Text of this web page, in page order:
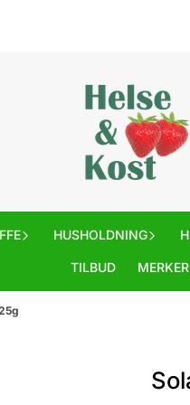
HUSHOLDNING
TILBUD MERKER